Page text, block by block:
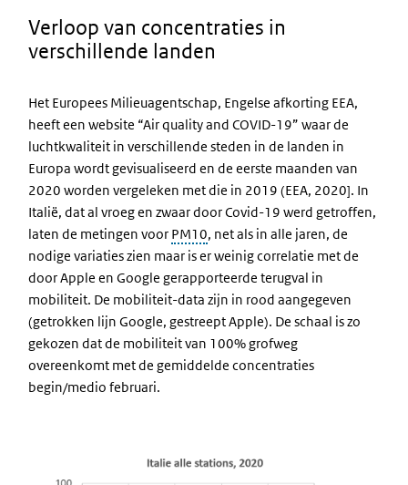
Verloop van concentraties in
verschillende landen
Het Europees Milieuagentschap, Engelse afkorting EEA,
heeft een website “Air quality and COVID-19” waar de
luchtkwaliteit in verschillende steden in de landen in
Europa wordt gevisualiseerd en de eerste maanden van
2020 worden vergeleken met die in 2019 (EEA, 2020]. In
Italië, dat al vroeg en zwaar door Covid-19 werd getroffen,
laten de metingen voor PM10, net als in alle jaren, de
nodige variaties zien maar is er weinig correlatie met de
door Apple en Google gerapporteerde terugval in
mobiliteit. De mobiliteit-data zijn in rood aangegeven
(getrokken lijn Google, gestreept Apple). De schaal is zo
gekozen dat de mobiliteit van 100% grofweg
overeenkomt met de gemiddelde concentraties
begin/medio februari.